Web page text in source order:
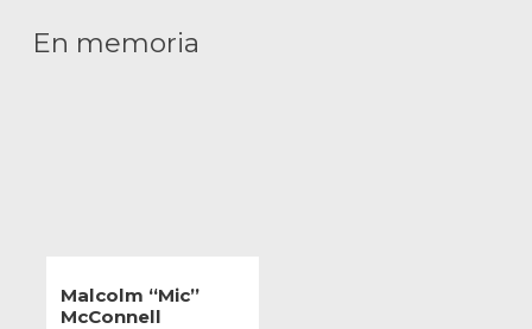
En memoria
Malcolm “Mic”
McConnell